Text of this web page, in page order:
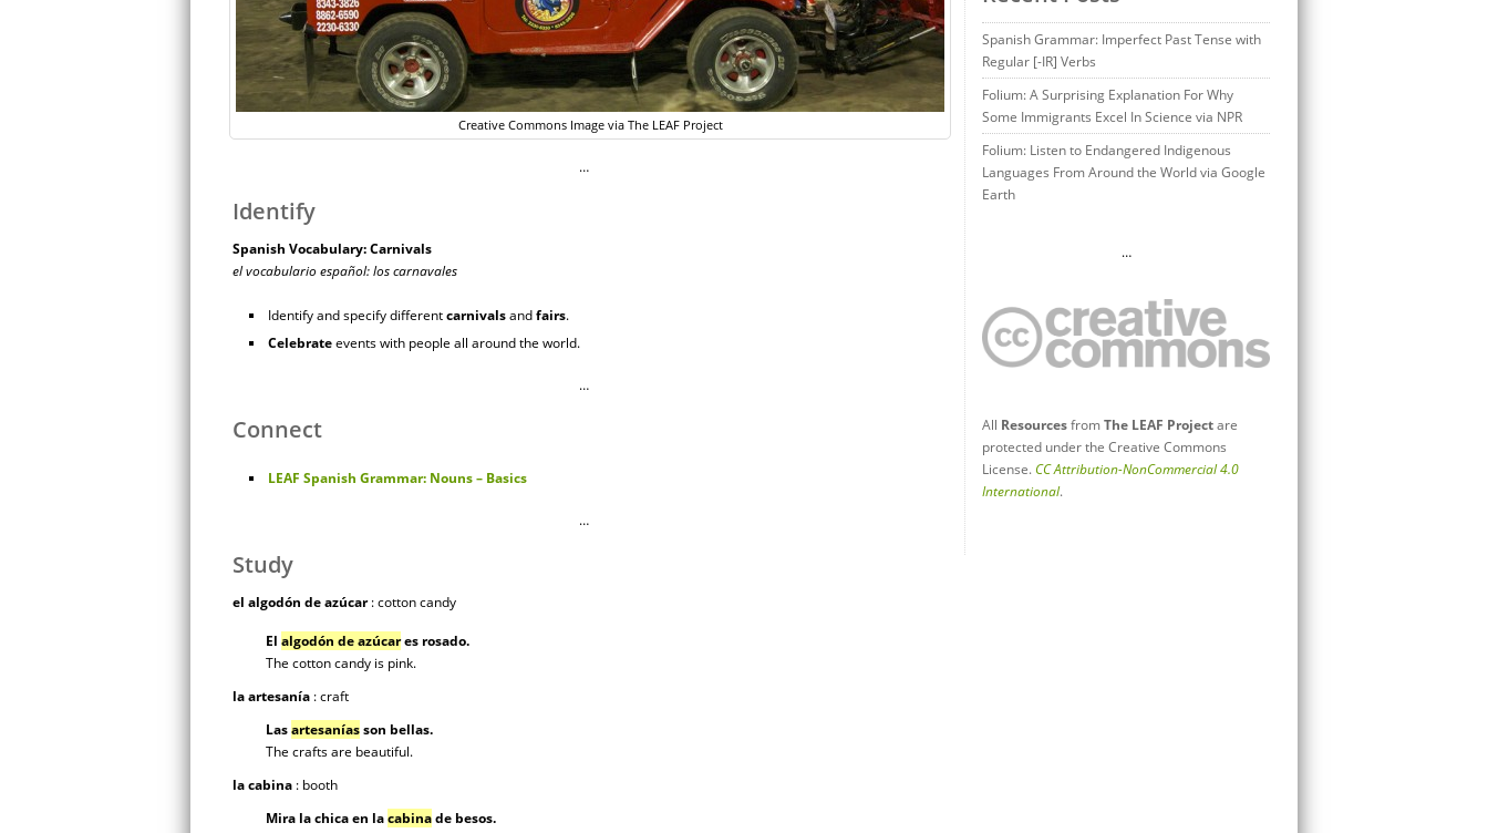
Creative Commons Image via The LEAF Project
…
Identify
Spanish Vocabulary: Carnivals
el vocabulario español: los carnavales
Identify and specify differentcarnivalsandfairs.
Celebrateevents with people all around the world.
…
Connect
LEAF Spanish Grammar: Nouns – Basics
…
Study
el algodón de azúcar: cotton candy
El algodón de azúcares rosado.
The cotton candy is pink.
la artesanía : craft
Lasartesaníasson bellas.
The crafts are beautiful.
la cabina : booth
Mira la chica en lacabinade besos.
Spanish Grammar: Imperfect Past Tense with
Regular [-IR] Verbs
Folium: A Surprising Explanation For Why
Some Immigrants Excel In Science via NPR
Folium: Listen to Endangered Indigenous
Languages From Around the World via Google
Earth
…
All ResourcesfromThe LEAF Projectare
protected under the Creative Commons
License.CC Attribution-NonCommercial 4.0
International.